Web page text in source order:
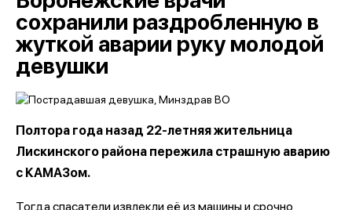
сохранили раздробленную в
жуткой аварии руку молодой
девушки
Полтора года назад 22-летняя жительница
Лискинского района пережила страшную аварию
с КАМАЗом.
Тогда спасатели извлекли её из машины и срочно